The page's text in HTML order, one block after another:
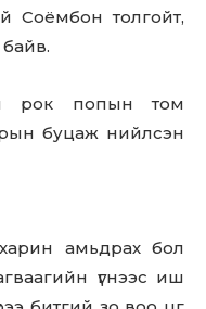
Соёмбон толгойт,
рок попын том
буцаж нийлсэн
амьдрах бол
үгнээс иш